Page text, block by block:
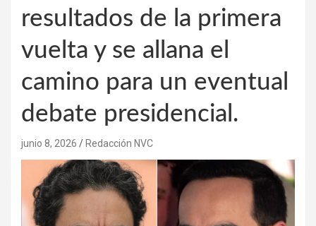
resultados de la primera
vuelta y se allana el
camino para un eventual
debate presidencial.
junio 8, 2026 Redacción NVC